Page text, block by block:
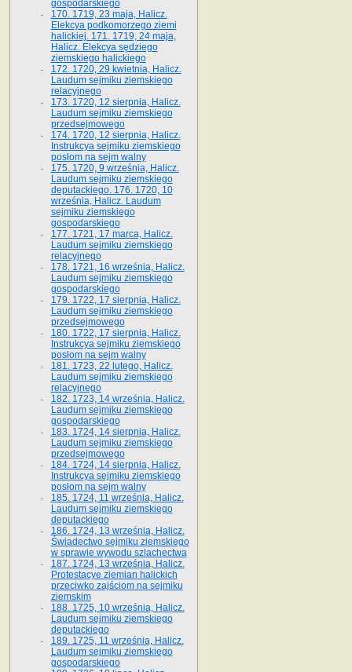
gospodarskiego
170. 1719, 23 maja, Halicz.
Elekcya podkomorzego ziemi
halickiej. 171. 1719, 24 maja,
Halicz. Elekcya sędziego
ziemskiego halickiego
172. 1720, 29 kwietnia, Halicz.
Laudum sejmiku ziemskiego
relacyjnego
173. 1720, 12 sierpnia, Halicz.
Laudum sejmiku ziemskiego
przedsejmowego
174. 1720, 12 sierpnia, Halicz.
Instrukcya sejmiku ziemskiego
posłom na sejm walny
175. 1720, 9 września, Halicz.
Laudum sejmiku ziemskiego
deputackiego. 176. 1720, 10
września, Halicz. Laudum
sejmiku ziemskiego
gospodarskiego
177. 1721, 17 marca, Halicz.
Laudum sejmiku ziemskiego
relacyjnego
178. 1721, 16 września, Halicz.
Laudum sejmiku ziemskiego
gospodarskiego
179. 1722, 17 sierpnia, Halicz.
Laudum sejmiku ziemskiego
przedsejmowego
180. 1722, 17 sierpnia, Halicz.
Instrukcya sejmiku ziemskiego
posłom na sejm walny
181. 1723, 22 lutego, Halicz.
Laudum sejmiku ziemskiego
relacyjnego
182. 1723, 14 września, Halicz.
Laudum sejmiku ziemskiego
gospodarskiego
183. 1724, 14 sierpnia, Halicz.
Laudum sejmiku ziemskiego
przedsejmowego
184. 1724, 14 sierpnia, Halicz.
Instrukcya sejmiku ziemskiego
posłom na sejm walny
185. 1724, 11 września, Halicz.
Laudum sejmiku ziemskiego
deputackiego
186. 1724, 13 września, Halicz.
Świadectwo sejmiku ziemskiego
w sprawie wywodu szlachectwa
187. 1724, 13 września, Halicz.
Protestacye ziemian halickich
przeciwko zajściom na sejmiku
ziemskim
188. 1725, 10 września, Halicz.
Laudum sejmiku ziemskiego
deputackiego
189. 1725, 11 września, Halicz.
Laudum sejmiku ziemskiego
gospodarskiego